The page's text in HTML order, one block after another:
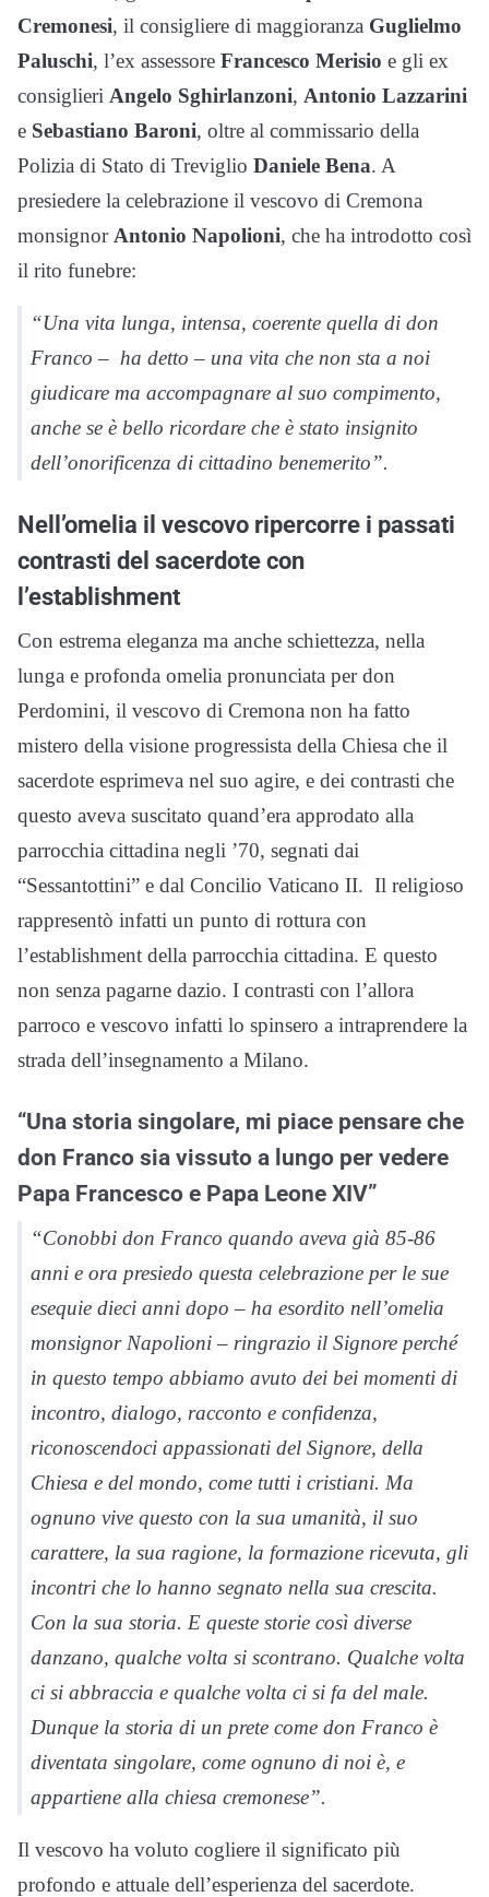
Cremonesi, il consigliere di maggioranza Guglielmo
Paluschi, l’ex assessore Francesco Merisio e gli ex
consiglieri Angelo Sghirlanzoni, Antonio Lazzarini
e Sebastiano Baroni, oltre al commissario della
Polizia di Stato di Treviglio Daniele Bena. A
presiedere la celebrazione il vescovo di Cremona
monsignor Antonio Napolioni, che ha introdotto così
il rito funebre:
“Una vita lunga, intensa, coerente quella di don
Franco – ha detto – una vita che non sta a noi
giudicare ma accompagnare al suo compimento,
anche se è bello ricordare che è stato insignito
dell’onorificenza di cittadino benemerito”.
Nell’omelia il vescovo ripercorre i passati
contrasti del sacerdote con
l’establishment
Con estrema eleganza ma anche schiettezza, nella
lunga e profonda omelia pronunciata per don
Perdomini, il vescovo di Cremona non ha fatto
mistero della visione progressista della Chiesa che il
sacerdote esprimeva nel suo agire, e dei contrasti che
questo aveva suscitato quand’era approdato alla
parrocchia cittadina negli ’70, segnati dai
“Sessantottini” e dal Concilio Vaticano II. Il religioso
rappresentò infatti un punto di rottura con
l’establishment della parrocchia cittadina. E questo
non senza pagarne dazio. I contrasti con l’allora
parroco e vescovo infatti lo spinsero a intraprendere la
strada dell’insegnamento a Milano.
“Una storia singolare, mi piace pensare che
don Franco sia vissuto a lungo per vedere
Papa Francesco e Papa Leone XIV”
“Conobbi don Franco quando aveva già 85-86
anni e ora presiedo questa celebrazione per le sue
esequie dieci anni dopo – ha esordito nell’omelia
monsignor Napolioni – ringrazio il Signore perché
in questo tempo abbiamo avuto dei bei momenti di
incontro, dialogo, racconto e confidenza,
riconoscendoci appassionati del Signore, della
Chiesa e del mondo, come tutti i cristiani. Ma
ognuno vive questo con la sua umanità, il suo
carattere, la sua ragione, la formazione ricevuta, gli
incontri che lo hanno segnato nella sua crescita.
Con la sua storia. E queste storie così diverse
danzano, qualche volta si scontrano. Qualche volta
ci si abbraccia e qualche volta ci si fa del male.
Dunque la storia di un prete come don Franco è
diventata singolare, come ognuno di noi è, e
appartiene alla chiesa cremonese”.
Il vescovo ha voluto cogliere il significato più
profondo e attuale dell’esperienza del sacerdote.